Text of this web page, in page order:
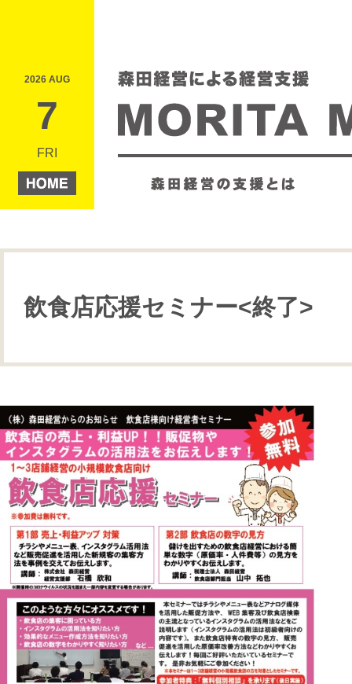
2026 AUG
7
FRI
飲食店応援セミナー<終了>